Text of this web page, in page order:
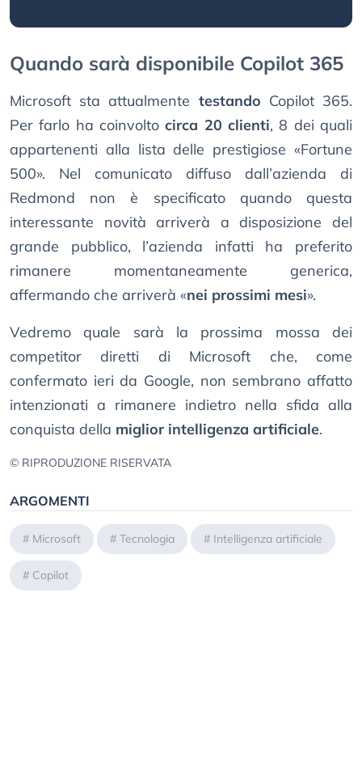
Quando sarà disponibile Copilot 365
Microsoft sta attualmente testando Copilot 365.
Per farlo ha coinvoltocirca 20 clienti, 8 dei quali
appartenenti alla lista delle prestigiose «Fortune
500». Nel comunicato diffuso dall’azienda di
Redmond non è specificato quando questa
interessante novità arriverà a disposizione del
grande pubblico, l’azienda infatti ha preferito
rimanere momentaneamente generica,
affermando che arriverà «nei prossimi mesi».
Vedremo quale sarà la prossima mossa dei
competitor diretti di Microsoft che, come
confermato ieri da Google, non sembrano affatto
intenzionati a rimanere indietro nella sfida alla
conquista della miglior intelligenza artificiale.
© RIPRODUZIONE RISERVATA
ARGOMENTI
# Microsoft # Tecnologia # Intelligenza artificiale
# Copilot